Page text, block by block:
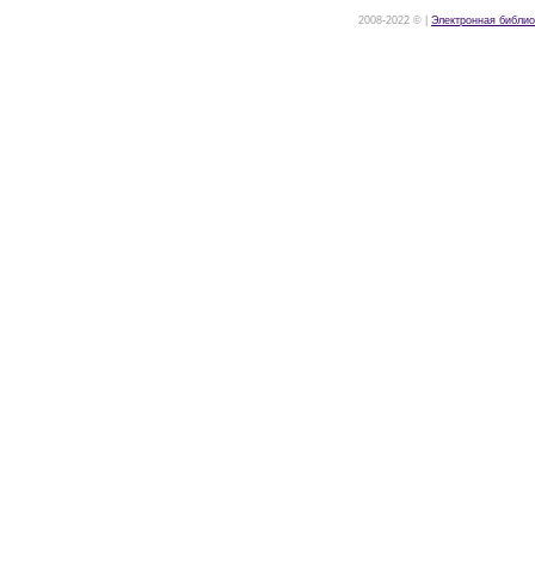
2008-2022 © | Электронная